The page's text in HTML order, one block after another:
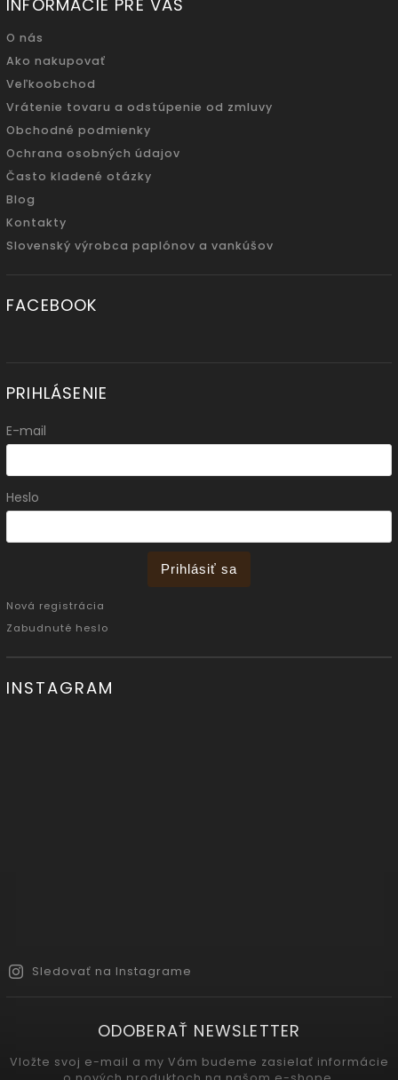
INFORMÁCIE PRE VÁS
O nás
Ako nakupovať
Veľkoobchod
Vrátenie tovaru a odstúpenie od zmluvy
Obchodné podmienky
Ochrana osobných údajov
Často kladené otázky
Blog
Kontakty
Slovenský výrobca paplónov a vankúšov
FACEBOOK
PRIHLÁSENIE
E-mail
Heslo
Prihlásiť sa
Nová registrácia
Zabudnuté heslo
INSTAGRAM
Sledovať na Instagrame
ODOBERAŤ NEWSLETTER
Vložte svoj e-mail a my Vám budeme zasielať informácie